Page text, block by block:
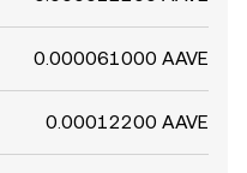
0.000061000 AAVE
0.00012200 AAVE